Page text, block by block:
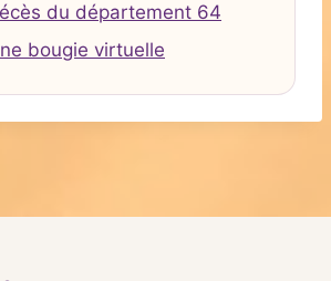
du département 64
bougie virtuelle